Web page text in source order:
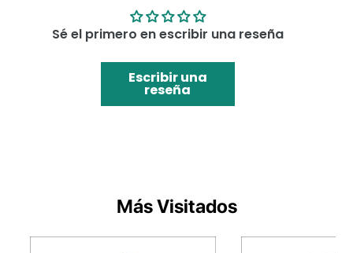
Sé el primero en escribir una reseña
Escribir una
reseña
Más Visitados